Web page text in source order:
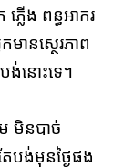
លើង ពន្ធអាករ
មានសេ្ថរភាព
នោះទេ។
មិនបាច់
ង់មុនថ្ងៃផង